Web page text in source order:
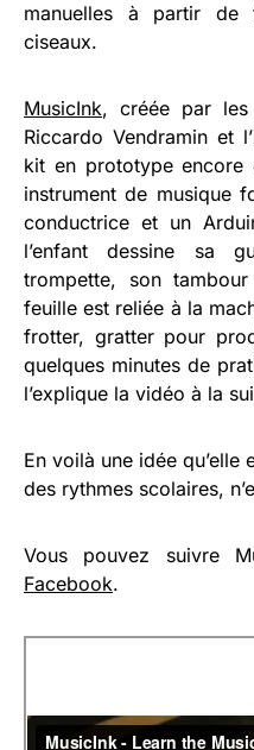
manuelles à partir
ciseaux.
MusicInk, créée par les
Riccardo Vendramin et
kit en prototype encore
instrument de musique
conductrice et un
l’enfant dessine sa
trompette, son
feuille est reliée à la
frotter, gratter pour
quelques minutes de
l’explique la vidéo à la
En voilà une idée
des rythmes scolaires,
Vous pouvez suivre
Facebook.